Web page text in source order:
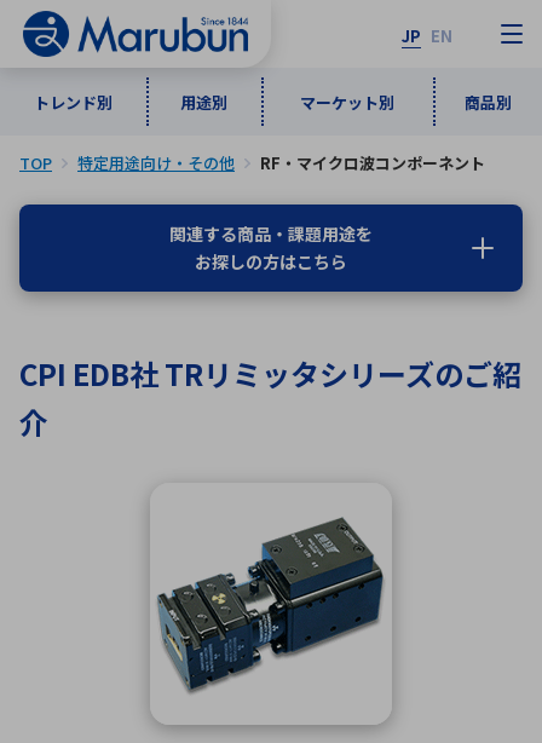
JP EN
トレンド別 用途別 マーケット別 商品別
トレンド別
インダストリアルDXソリューション
5G・Local 5G
ロボティクス（AI）
データセンタ・クラウド
用途別
通信・ネットワーク
監視・セキュリティ
品質管理・検査
接着・接合
マーケット別
商品別
組立・ロボティクス
レーザー・光学部品
メーカ一覧
な行
は行 ま行
や行
F G
J K
TOP 特定用途向け・その他 RF・マイクロ波コンポーネント
関連する商品・課題用途を
お探しの方はこちら
CPI EDB社 TRリミッタシリーズのご紹
介